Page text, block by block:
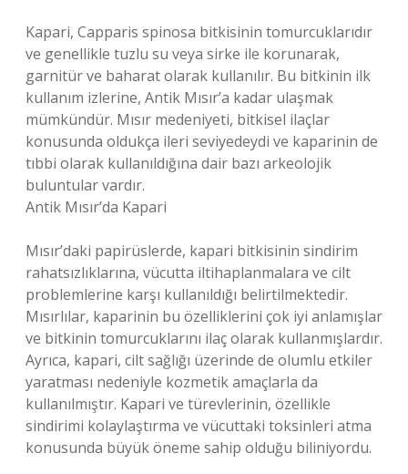
Kapari, Capparis spinosa bitkisinin tomurcuklarıdır
ve genellikle tuzlu su veya sirke ile korunarak,
garnitür ve baharat olarak kullanılır. Bu bitkinin ilk
kullanım izlerine, Antik Mısır’a kadar ulaşmak
mümkündür. Mısır medeniyeti, bitkisel ilaçlar
konusunda oldukça ileri seviyedeydi ve kaparinin de
tıbbi olarak kullanıldığına dair bazı arkeolojik
buluntular vardır.
Antik Mısır’da Kapari
Mısır’daki papirüslerde, kapari bitkisinin sindirim
rahatsızlıklarına, vücutta iltihaplanmalara ve cilt
problemlerine karşı kullanıldığı belirtilmektedir.
Mısırlılar, kaparinin bu özelliklerini çok iyi anlamışlar
ve bitkinin tomurcuklarını ilaç olarak kullanmışlardır.
Ayrıca, kapari, cilt sağlığı üzerinde de olumlu etkiler
yaratması nedeniyle kozmetik amaçlarla da
kullanılmıştır. Kapari ve türevlerinin, özellikle
sindirimi kolaylaştırma ve vücuttaki toksinleri atma
konusunda büyük öneme sahip olduğu biliniyordu.